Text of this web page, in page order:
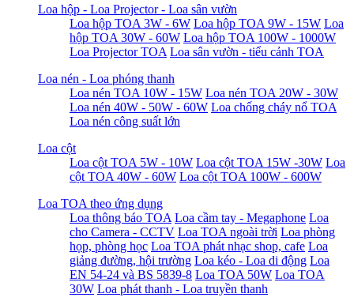
Loa hộp - Loa Projector - Loa sân vườn
Loa hộp TOA 3W - 6W Loa hộp TOA 9W - 15W Loa
hộp TOA 30W - 60W Loa hộp TOA 100W - 1000W
Loa Projector TOA Loa sân vườn - tiểu cảnh TOA
Loa nén - Loa phóng thanh
Loa nén TOA 10W - 15W Loa nén TOA 20W - 30W
Loa nén 40W - 50W - 60W Loa chống cháy nổ TOA
Loa nén công suất lớn
Loa cột
Loa cột TOA 5W - 10W Loa cột TOA 15W -30W Loa
cột TOA 40W - 60W Loa cột TOA 100W - 600W
Loa TOA theo ứng dụng
Loa thông báo TOA Loa cầm tay - Megaphone Loa
cho Camera - CCTV Loa TOA ngoài trời Loa phòng
họp, phòng học Loa TOA phát nhạc shop, cafe Loa
giảng đường, hội trường Loa kéo - Loa di động Loa
EN 54-24 và BS 5839-8 Loa TOA 50W Loa TOA
30W Loa phát thanh - Loa truyền thanh